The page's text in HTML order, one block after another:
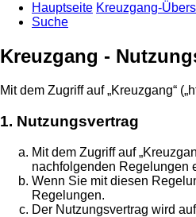
Hauptseite Kreuzgang-
Suche
Kreuzgang -
Mit dem Zugriff auf „Kreuzgang“
1. Nutzungsvertrag
Mit dem Zugriff auf
nachfolgenden Regelungen
Wenn Sie mit diesen
Regelungen.
Der Nutzungsvertrag wird